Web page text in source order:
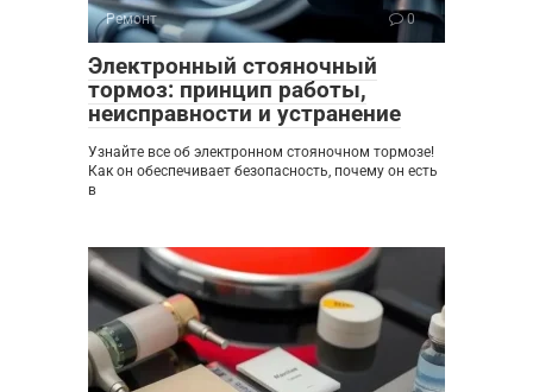
Ремонт 0
Электронный стояночный
тормоз: принцип работы,
неисправности и устранение
Узнайте все об электронном стояночном тормозе!
Как он обеспечивает безопасность, почему он есть
в